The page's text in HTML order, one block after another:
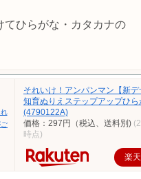
てひらがな・カタカナの
それいけ！アンパンマン【新デ
知育ぬりえステップアップひら
(4790122A)
価格：297円（税込、送料別)
時点)
楽